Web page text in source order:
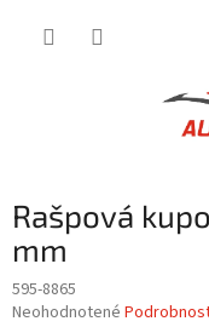
Rašpová
mm
595-8865
Priemerné
Neohodnotené